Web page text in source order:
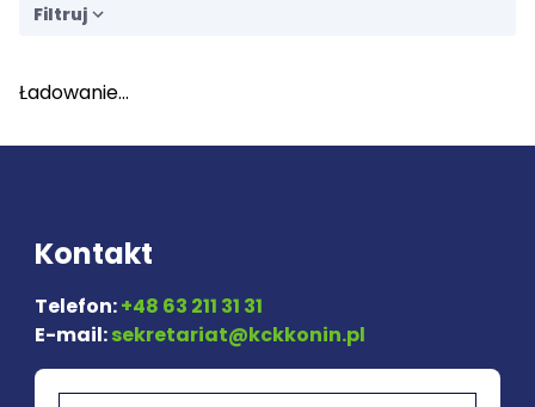
Filtruj
Ładowanie...
Kontakt
Telefon:+48 63 211 31 31
E-mail:sekretariat@kckkonin.pl